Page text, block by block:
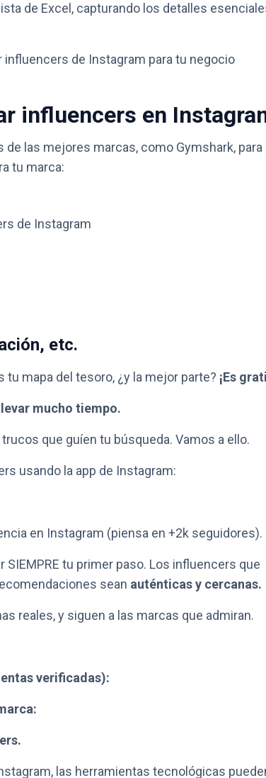
de Excel, capturando los detalles
de Instagram para tu negocio
influencers en
las mejores marcas, como Gymshark, para
tu marca:
de Instagram
etc.
mapa del tesoro, ¿y la mejor parte? ¡Es
mucho tiempo.
que guíen tu búsqueda. Vamos a ello.
usando la app de Instagram:
en Instagram (piensa en +2k seguidores).
tu primer paso. Los influencers que
sean auténticas y cercanas.
reales, y siguen a las marcas que admiran.
verificadas):
las herramientas tecnológicas